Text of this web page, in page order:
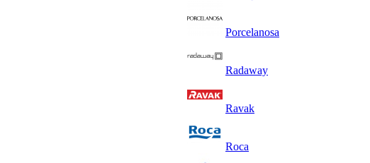
Porcelanosa
Radaway
Ravak
Roca